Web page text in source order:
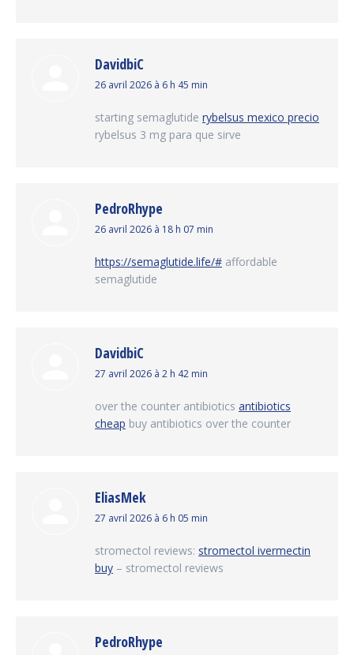
DavidbiC
dit
26 avril 2026 à 6 h 45 min
starting semaglutide rybelsus mexico precio
rybelsus 3 mg para que sirve
PedroRhype
dit
26 avril 2026 à 18 h 07 min
https://semaglutide.life/# affordable
semaglutide
DavidbiC
dit
27 avril 2026 à 2 h 42 min
over the counter antibiotics antibiotics
cheap buy antibiotics over the counter
EliasMek
dit
27 avril 2026 à 6 h 05 min
stromectol reviews: stromectol ivermectin
buy – stromectol reviews
PedroRhype